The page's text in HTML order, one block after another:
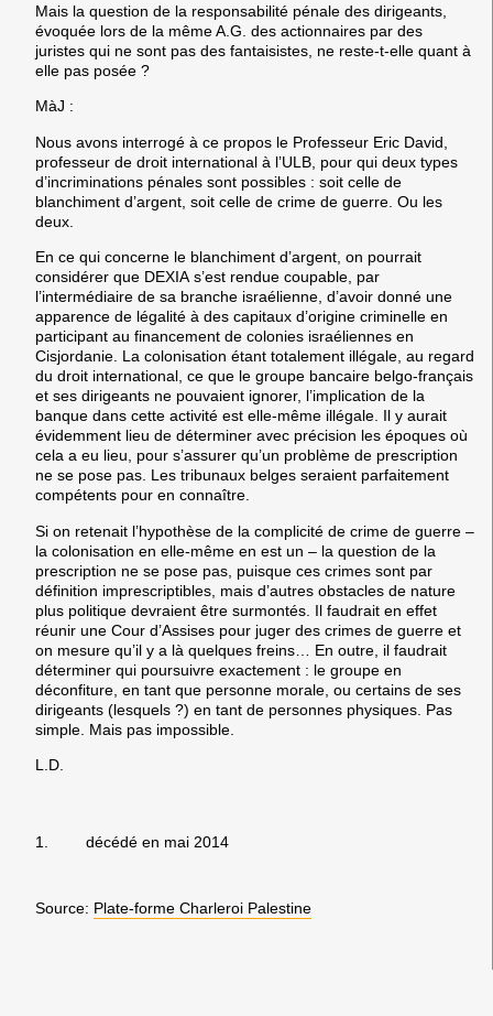
Mais la question de la responsabilité pénale des dirigeants,
évoquée lors de la même A.G. des actionnaires par des
juristes qui ne sont pas des fantaisistes, ne reste-t-elle quant à
elle pas posée ?
MàJ :
Nous avons interrogé à ce propos le Professeur Eric David
professeur de droit international à l’ULB, pour qui deux types
d’incriminations pénales sont possibles : soit celle de
blanchiment d’argent, soit celle de crime de guerre. Ou les
deux.
En ce qui concerne le blanchiment d’argent, on pourrait
considérer que DEXIA s’est rendue coupable, par
l’intermédiaire de sa branche israélienne, d’avoir donné une
apparence de légalité à des capitaux d’origine criminelle en
participant au financement de colonies israéliennes en
Cisjordanie. La colonisation étant totalement illégale, au regard
du droit international, ce que le groupe bancaire belgo-français
et ses dirigeants ne pouvaient ignorer, l’implication de la
banque dans cette activité est elle-même illégale. Il y aurait
évidemment lieu de déterminer avec précision les époques où
cela a eu lieu, pour s’assurer qu’un problème de prescription
ne se pose pas. Les tribunaux belges seraient parfaitement
compétents pour en connaître.
Si on retenait l’hypothèse de la complicité de crime de guerre –
la colonisation en elle-même en est un – la question de la
prescription ne se pose pas, puisque ces crimes sont par
définition imprescriptibles, mais d’autres obstacles de nature
plus politique devraient être surmontés. Il faudrait en effet
réunir une Cour d’Assises pour juger des crimes de guerre et
on mesure qu’il y a là quelques freins… En outre, il faudrait
déterminer qui poursuivre exactement : le groupe en
déconfiture, en tant que personne morale, ou certains de ses
dirigeants (lesquels ?) en tant de personnes physiques. Pas
simple. Mais pas impossible.
L.D.
1. décédé en mai 2014
Source: Plate-forme Charleroi Palestine